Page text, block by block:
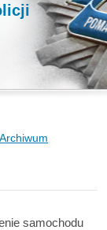
Archiwum
samochodu